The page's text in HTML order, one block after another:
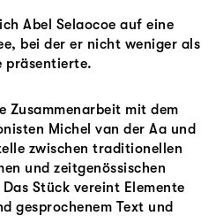
Abel Selaocoe auf eine
bei der er nicht weniger als
präsentierte.
Zusammenarbeit mit dem
Michel van der Aa und
zwischen traditionellen
und zeitgenössischen
Stück vereint Elemente
gesprochenem Text und